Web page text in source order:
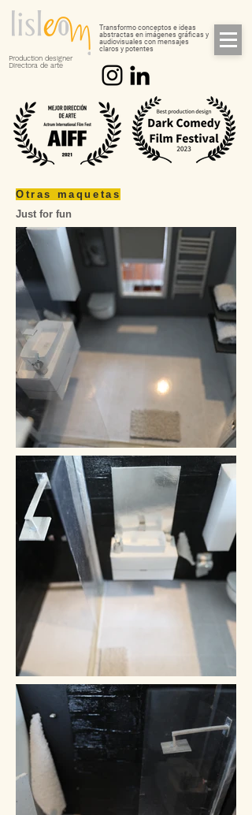
Production designer
Directora de arte
Transformo conceptos e ideas
abstractas en imágenes gráficas y
audiovisuales con mensajes
claros y potentes
Otras maquetas
Just for fun